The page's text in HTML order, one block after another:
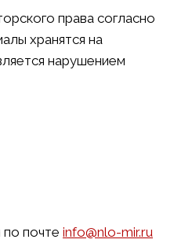
права согласно
хранятся на
нарушением
почте info@nlo-mir.ru